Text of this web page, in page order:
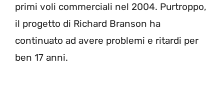
primi voli commerciali nel 2004. Purtroppo,
il progetto di Richard Branson ha
continuato ad avere problemi e ritardi per
ben 17 anni.